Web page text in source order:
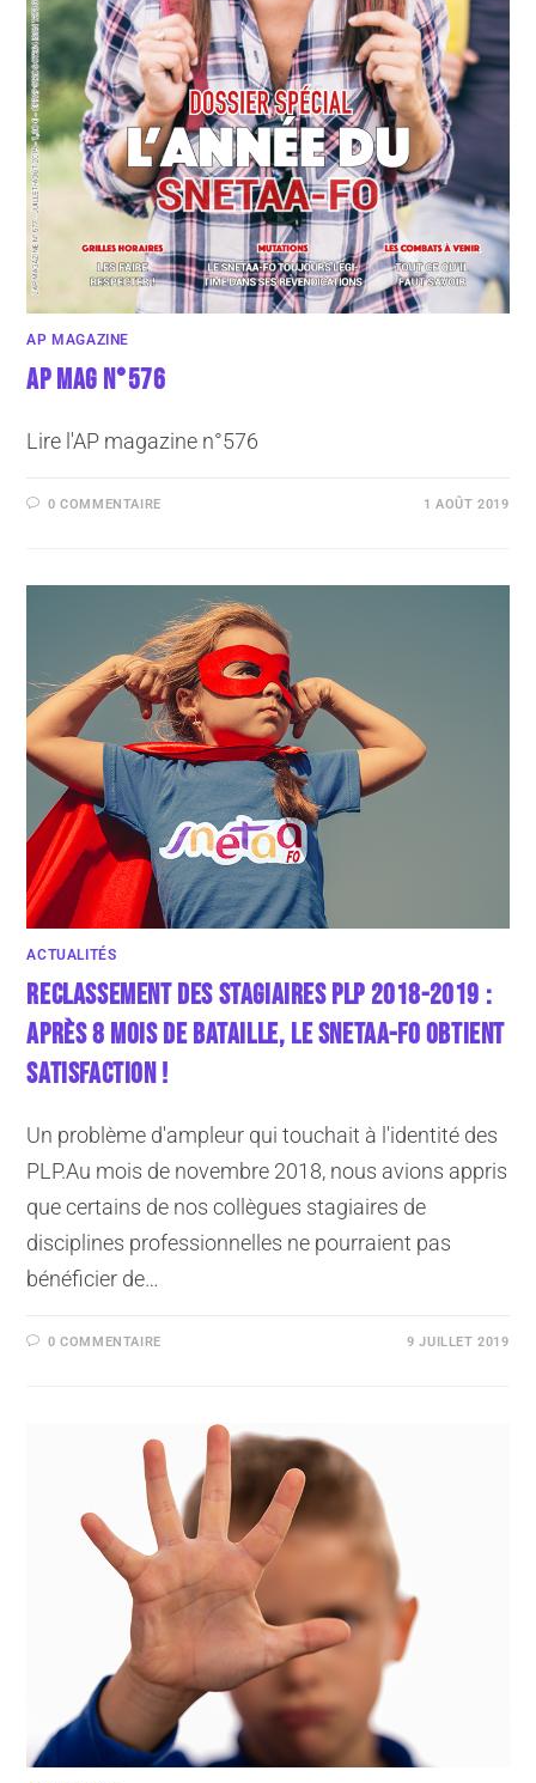
AP MAGAZINE
AP MAG N°576
Lire l'AP magazine n°576
0 COMMENTAIRE 1 AOÛT 2019
ACTUALITÉS
RECLASSEMENT DES STAGIAIRES PLP 2018-2019 :
APRÈS 8 MOIS DE BATAILLE, LE SNETAA-FO OBTIENT
SATISFACTION !
Un problème d'ampleur qui touchait à l'identité des
PLP.Au mois de novembre 2018, nous avions appris
que certains de nos collègues stagiaires de
disciplines professionnelles ne pourraient pas
bénéficier de…
0 COMMENTAIRE 9 JUILLET 2019